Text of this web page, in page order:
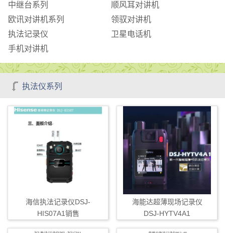
中继台系列
顺风耳对讲机
欧讯对讲机系列
领驭对讲机
执法记录仪
卫星电话机
手机对讲机
执法仪系列
海信执法记录仪DSJ-
HIS07A1销售
海能达超薄现场记录仪
DSJ-HYTV4A1